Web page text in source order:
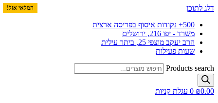
דלג לתוכן
500+ נקודות איסוף בפריסה ארצית
משרד - יפו 216, ירושלים
הרב יעקב מוצפי 25, ביתר עילית
שעות פעילות
Products search
₪0.00
0 עגלת קניות
המלאי אזל!
המלאי אזל!
המלאי אזל!